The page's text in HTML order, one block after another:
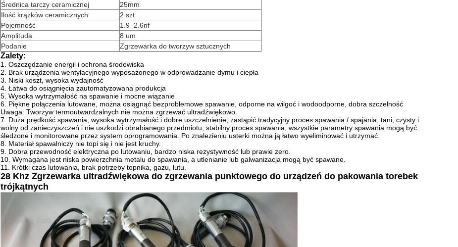
Średnica tarczy ceramicznej
25mm
Ilość krążków ceramicznych
2 szt
Pojemność
1.9–2.6nf
Amplituda
8 um
Podanie
Zgrzewarka do tworzyw sztucznych
Zalety:
1. Oszczędzanie energii i ochrona środowiska
2. Brak urządzenia wentylacyjnego wyposażonego w odprowadzanie dymu i ciepła
3. Niski koszt, wysoka wydajność
4. Łatwa do osiągnięcia zautomatyzowana produkcja
5. Wysoka wytrzymałość na spawanie i mocne wiązanie
6. Piękne połączenia lutowane, można osiągnąć bezproblemowe spawanie, odporne na wilgoć i wodoodporne, dobra szczelność
Uwaga: Tworzyw termoutwardzalnych nie można zgrzewać ultradźwiękowo.
7. Duża prędkość spawania, wysoka wytrzymałość i dobre uszczelnienie; zastąpić tradycyjny proces spawania / spajania, tani, czysty i
wolny od zanieczyszczeń i nie uszkodzi obrabianego przedmiotu; stabilny proces spawania, wszystkie parametry spawania mogą być
śledzone i monitorowane przez system oprogramowania. Po znalezieniu usterki można ją łatwo wyeliminować i utrzymać.
8. Materiał spawalniczy nie topi się i nie jest kruchy.
9. Dobra przewodność elektryczna po lutowaniu, bardzo niska rezystywność lub prawie zero.
10. Wymagana jest niska powierzchnia metalu do spawania, a utlenianie lub galwanizacja mogą być spawane.
11. Krótki czas lutowania, brak potrzeby topnika, gazu, lutu.
28 Khz Zgrzewarka ultradźwiękowa do zgrzewania punktowego do urządzeń do pakowania torebek
trójkątnych